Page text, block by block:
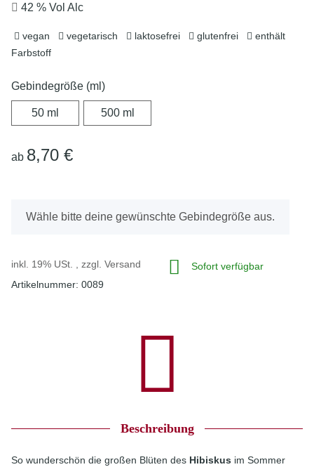
42 % Vol Alc
vegan vegetarisch laktosefrei glutenfrei
enthält
Farbstoff
Gebindegröße (ml)
50 ml 500 ml500 ml
ab 8,70 €
x
Wähle bitte deine gewünschte Gebindegröße aus.
inkl. 19% USt. , zzgl. Versand
Artikelnummer: 0089
Sofort verfügbar
Beschreibung
So wunderschön die großen Blüten des Hibiskus im Sommer